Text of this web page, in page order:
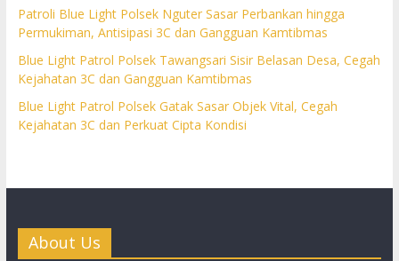
Patroli Blue Light Polsek Nguter Sasar Perbankan hingga
Permukiman, Antisipasi 3C dan Gangguan Kamtibmas
Blue Light Patrol Polsek Tawangsari Sisir Belasan Desa, Cegah
Kejahatan 3C dan Gangguan Kamtibmas
Blue Light Patrol Polsek Gatak Sasar Objek Vital, Cegah
Kejahatan 3C dan Perkuat Cipta Kondisi
About Us